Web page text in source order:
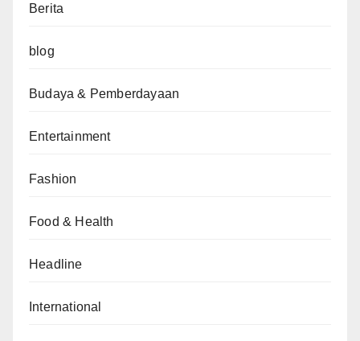
Berita
blog
Budaya & Pemberdayaan
Entertainment
Fashion
Food & Health
Headline
International